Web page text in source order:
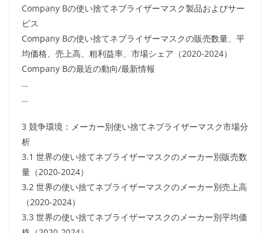
Company Bの使い捨てネブライザーマスク製品およびサー
ビス
Company Bの使い捨てネブライザーマスクの販売数量、平
均価格、売上高、粗利益率、市場シェア（2020-2024）
Company Bの最近の動向/最新情報
…
…
3 競争環境：メーカー別使い捨てネブライザーマスク市場分
析
3.1 世界の使い捨てネブライザーマスクのメーカー別販売数
量（2020-2024）
3.2 世界の使い捨てネブライザーマスクのメーカー別売上高
（2020-2024）
3.3 世界の使い捨てネブライザーマスクのメーカー別平均価